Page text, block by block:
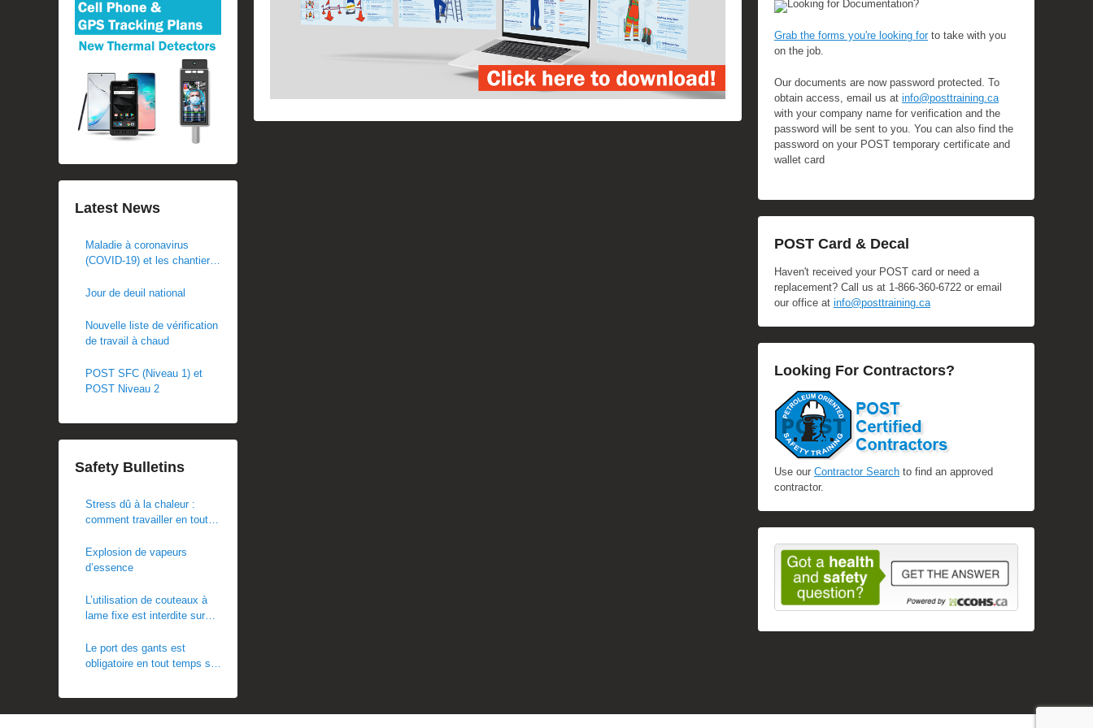
Looking for Documentation?
Grab the forms you're looking forto take with you
on the job.
Our documents are now password protected. To
obtain access, email us at info@posttraining.ca
with your company name for verification and the
password will be sent to you. You can also find the
password on your POST temporary certificate and
wallet card
POST Card & Decal
Haven't received your POST card or need a
replacement? Call us at 1-866-360-6722 or email
our office at info@posttraining.ca
Looking For Contractors?
Use our Contractor Search to find an approved
contractor.
Latest News
Maladie à coronavirus
(COVID-19) et les chantiers
Jour de deuil national
Nouvelle liste de vérification
de travail à chaud
POST SFC (Niveau 1) et
POST Niveau 2
Safety Bulletins
Stress dû à la chaleur :
comment travailler en toute
Explosion de vapeurs
d’essence
L’utilisation de couteaux à
lame fixe est interdite sur
Le port des gants est
obligatoire en tout temps sur